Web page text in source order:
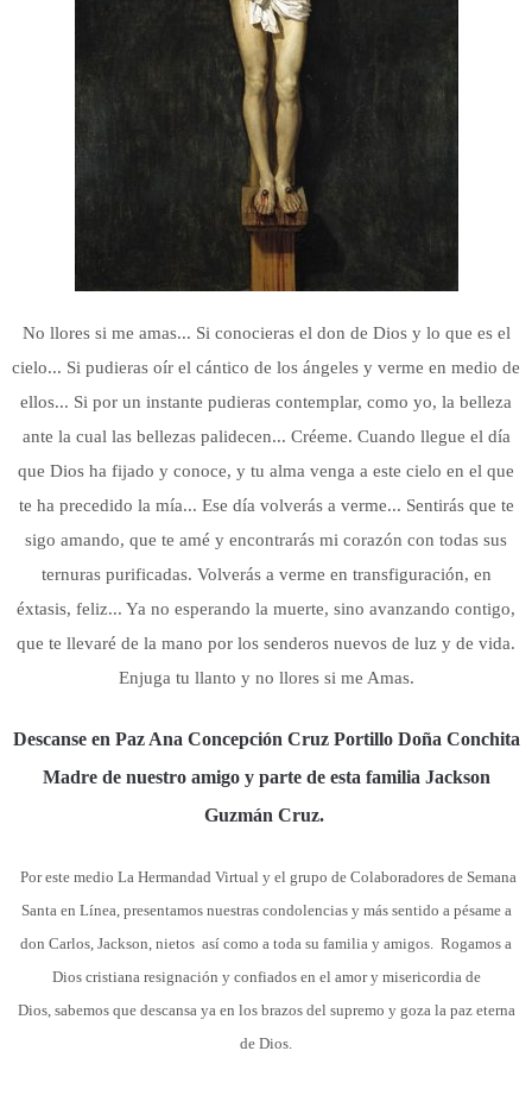
No llores si me amas... Si conocieras el don de Dios y lo que es el
cielo... Si pudieras oír el cántico de los ángeles y verme en medio de
ellos... Si por un instante pudieras contemplar, como yo, la belleza
ante la cual las bellezas palidecen... Créeme. Cuando llegue el día
que Dios ha fijado y conoce, y tu alma venga a este cielo en el que
te ha precedido la mía... Ese día volverás a verme... Sentirás que te
sigo amando, que te amé y encontrarás mi corazón con todas sus
ternuras purificadas. Volverás a verme en transfiguración, en
éxtasis, feliz... Ya no esperando la muerte, sino avanzando contigo,
que te llevaré de la mano por los senderos nuevos de luz y de vida.
Enjuga tu llanto y no llores si me Amas.
Descanse en Paz Ana Concepción Cruz Portillo Doña Conchita
Madre de nuestro amigo y parte de esta familia Jackson
Guzmán Cruz.
Por este medio La Hermandad Virtual y el grupo de Colaboradores de Semana
Santa en Línea, presentamos nuestras condolencias y más sentido a pésame a
don Carlos, Jackson, nietos así como a toda su familia y amigos. Rogamos a
Dios cristiana resignación y confiados en el amor y misericordia de
Dios, sabemos que descansa ya en los brazos del supremo y goza la paz eterna
de Dios.